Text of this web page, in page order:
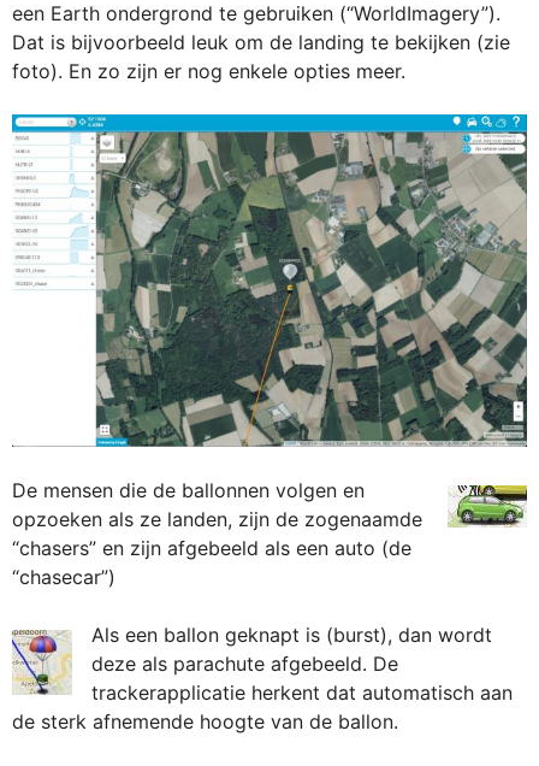
een Earth ondergrond te gebruiken (“WorldImagery”).
Dat is bijvoorbeeld leuk om de landing te bekijken (zie
foto). En zo zijn er nog enkele opties meer.
De mensen die de ballonnen volgen en
opzoeken als ze landen, zijn de zogenaamde
“chasers” en zijn afgebeeld als een auto (de
“chasecar”)
Als een ballon geknapt is (burst), dan wordt
deze als parachute afgebeeld. De
trackerapplicatie herkent dat automatisch aan
de sterk afnemende hoogte van de ballon.